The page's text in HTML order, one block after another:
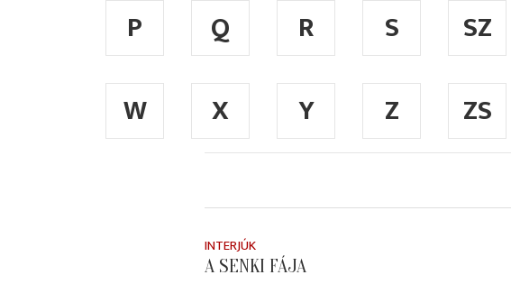
P
Q R S SZ
W
X Y Z ZS
INTERJÚK
A SENKI FÁJA